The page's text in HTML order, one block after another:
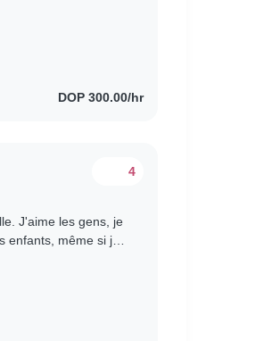
DOP 300.00/hr
4
J'aime les gens, je
même si je